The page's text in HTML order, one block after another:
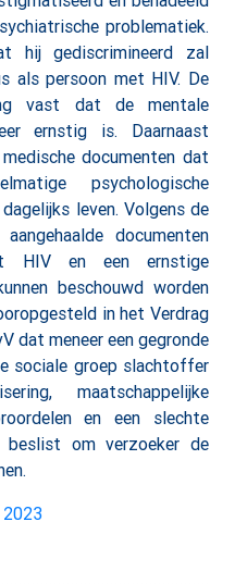
problematiek.
hij gediscrimineerd zal
als persoon met HIV. De
vast dat de mentale
ernstig is. Daarnaast
documenten dat
psychologische
leven. Volgens de
documenten
HIV en een ernstige
beschouwd worden
in het Verdrag
dat meneer een gegronde
sociale groep slachtoffer
maatschappelijke
en een slechte
beslist om verzoeker de
2023